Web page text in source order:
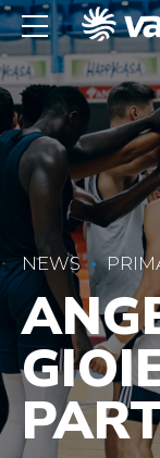
NEWS